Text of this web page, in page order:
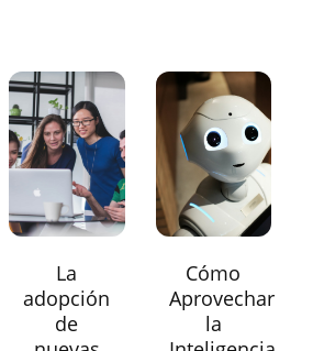
La
adopción
de
Cómo
Aprovechar
la